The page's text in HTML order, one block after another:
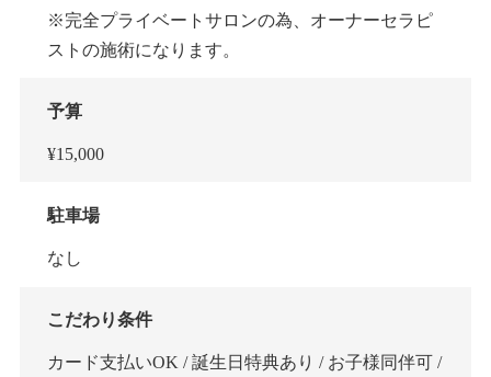
※完全プライベートサロンの為、オーナーセラピ
ストの施術になります。
予算
¥15,000
駐車場
なし
こだわり条件
カード支払いOK / 誕生日特典あり / お子様同伴可 /